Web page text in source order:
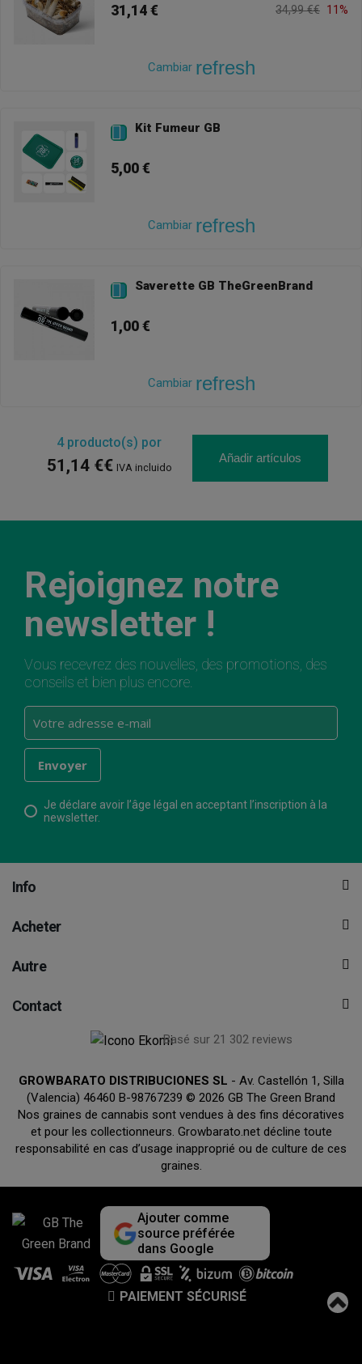
31,14 € 34,99 €€ 11%
Cambiar refresh
 Kit Fumeur GB
5,00 €
Cambiar refresh
 Saverette GB TheGreenBrand
1,00 €
Cambiar refresh
4producto(s) por
51,14 €€ IVA incluido
Añadir artículos
Rejoignez notre
newsletter !
Vous recevrez des nouvelles, des promotions, des
conseils et bien plus encore.
Je déclare avoir l’âge légal en acceptant l’inscription à la
newsletter.
Info
Acheter
Autre
Contact
Basé sur 21 302 reviews
GROWBARATO DISTRIBUCIONES SL - Av. Castellón 1, Silla
(Valencia) 46460 B-98767239 © 2026 GB The Green Brand
Nos graines de cannabis sont vendues à des fins décoratives
et pour les collectionneurs. Growbarato.net décline toute
responsabilité en cas d’usage inapproprié ou de culture de ces
graines.
Ajouter comme
source préférée
dans Google
PAIEMENT SÉCURISÉ